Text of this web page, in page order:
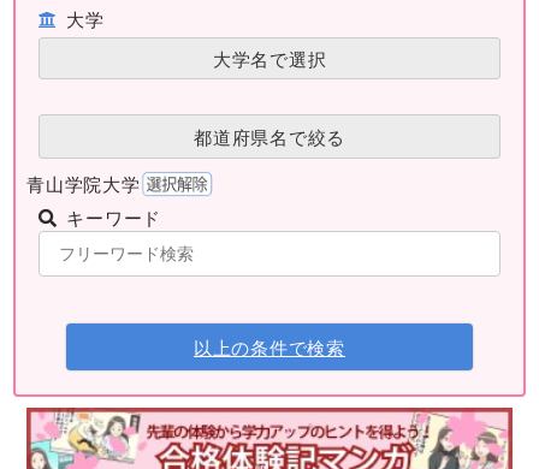
大学
大学名で選択
都道府県名で絞る
青山学院大学
キーワード
以上の条件で検索